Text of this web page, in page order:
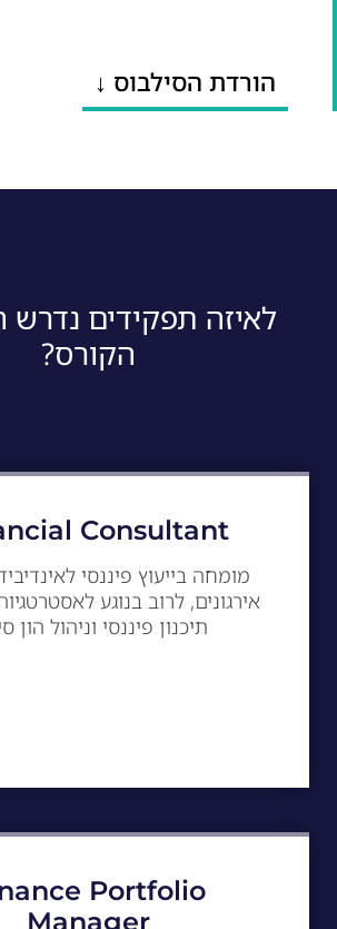
הורדת הסילבוס ↓
לאיזה תפקידים נדרש
הקורס?
Consultant
מומחה בייעוץ פיננסי
אירגונים, לרוב בנוגע
תיכנון פיננסי וניהול הון
Portfolio
Manager